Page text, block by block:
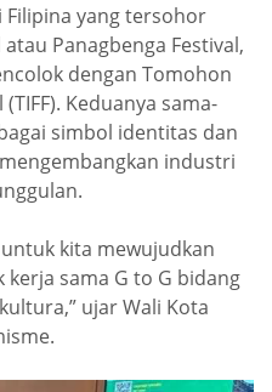
Filipina yang tersohor
Panagbenga Festival,
dengan Tomohon
Keduanya sama-
simbol identitas dan
industri
kita mewujudkan
kerja sama G to G bidang
ujar Wali Kota